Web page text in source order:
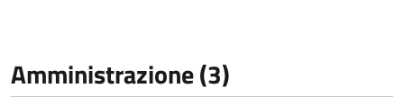
Amministrazione (3)